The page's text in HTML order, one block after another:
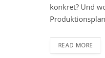
konkret? Und
READ MORE